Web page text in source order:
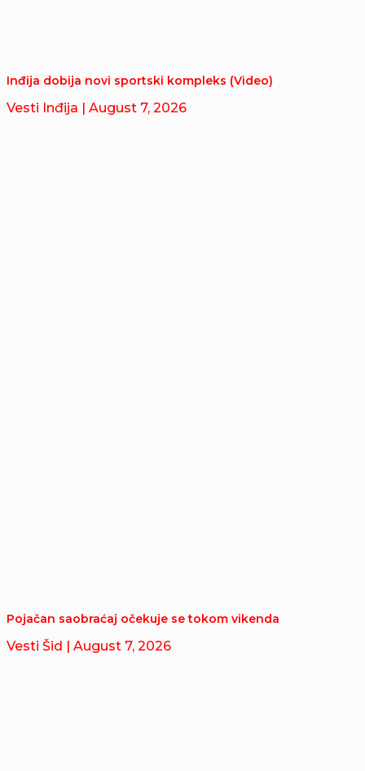
Inđija dobija novi sportski kompleks (Video)
Vesti Inđija | August 7, 2026
Pojačan saobraćaj očekuje se tokom vikenda
Vesti Šid | August 7, 2026